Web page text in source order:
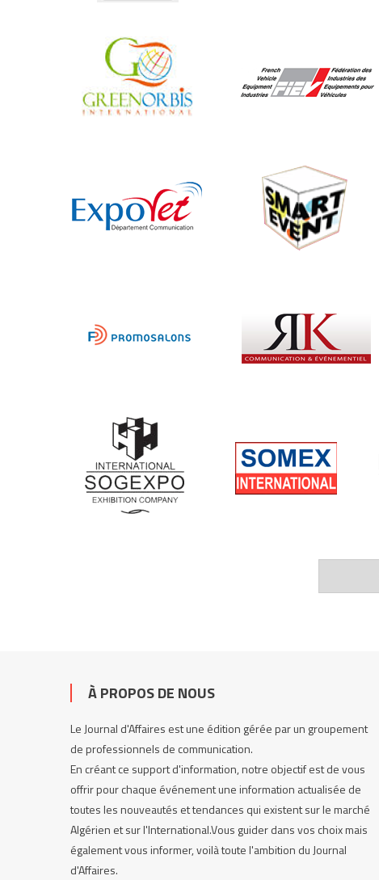
À PROPOS DE NOUS
Le Journal d'Affaires est une édition gérée par un groupement
de professionnels de communication.
En créant ce support d'information, notre objectif est de vous
offrir pour chaque événement une information actualisée de
toutes les nouveautés et tendances qui existent sur le marché
Algérien et sur l'International.Vous guider dans vos choix mais
également vous informer, voilà toute l'ambition du Journal
d'Affaires.